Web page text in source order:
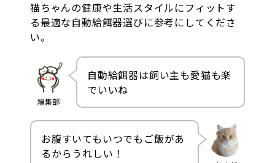
猫ちゃんの健康や生活スタイルにフィットす
る最適な自動給餌器選びに参考にしてくださ
い。
編集部
自動給餌器は飼い主も愛猫も楽
でいいね
お腹すいてもいつでもご飯があ
るからうれしい！